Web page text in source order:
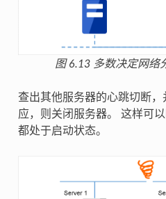
图 6.13 多数决定网络
查出其他服务器的心跳切断
应，则关闭服务器。 这样可
都处于启动状态。